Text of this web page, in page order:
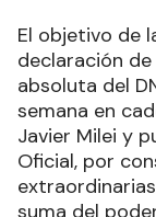
El objetivo de
declaración
absoluta del
semana en
Javier Milei y
Oficial, por